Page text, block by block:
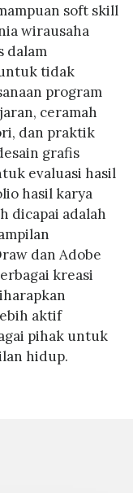
soft skill
wirausaha
dalam
tidak
program
ceramah
dan praktik
grafis
evaluasi hasil
hasil karya
dicapai adalah
dan Adobe
kreasi
aktif
pihak untuk
hidup.